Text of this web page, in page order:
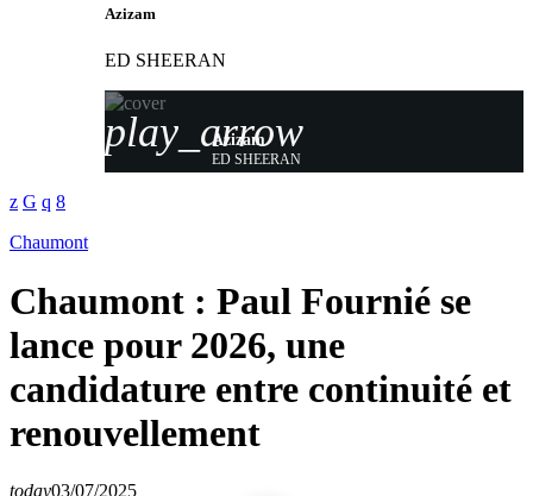
Azizam
ED SHEERAN
play_arrow
Azizam
ED SHEERAN
Chaumont
Chaumont : Paul Fournié se
lance pour 2026, une
candidature entre continuité et
renouvellement
today03/07/2025